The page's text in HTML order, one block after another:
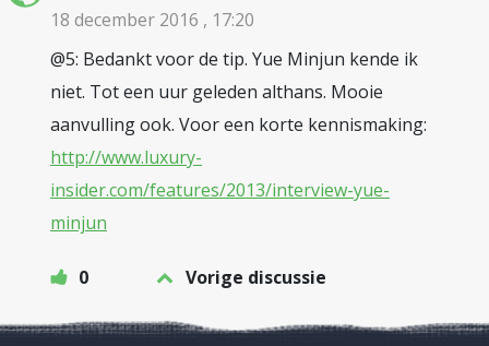
18 december 2016 , 17:20
@5: Bedankt voor de tip. Yue Minjun kende ik
niet. Tot een uur geleden althans. Mooie
aanvulling ook. Voor een korte kennismaking:
http://www.luxury-
insider.com/features/2013/interview-yue-
minjun
0 Vorige discussie